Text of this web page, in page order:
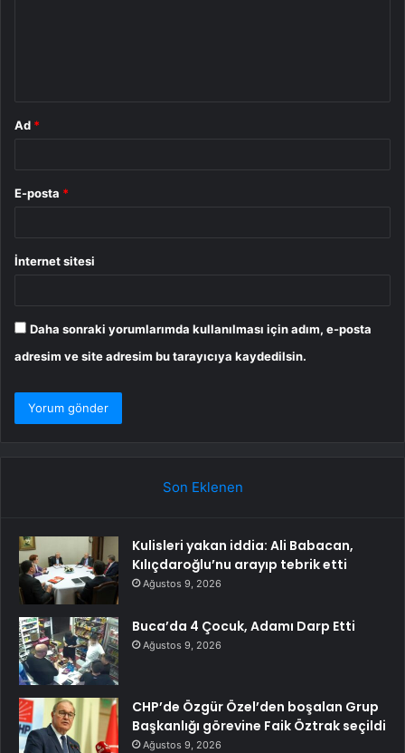
Ad *
E-posta *
İnternet sitesi
Daha sonraki yorumlarımda kullanılması için adım, e-posta
adresim ve site adresim bu tarayıcıya kaydedilsin.
Son Eklenen
Kulisleri yakan iddia: Ali Babacan,
Kılıçdaroğlu’nu arayıp tebrik etti
Ağustos 9, 2026
Buca’da 4 Çocuk, Adamı Darp Etti
Ağustos 9, 2026
CHP’de Özgür Özel’den boşalan Grup
Başkanlığı görevine Faik Öztrak seçildi
Ağustos 9, 2026